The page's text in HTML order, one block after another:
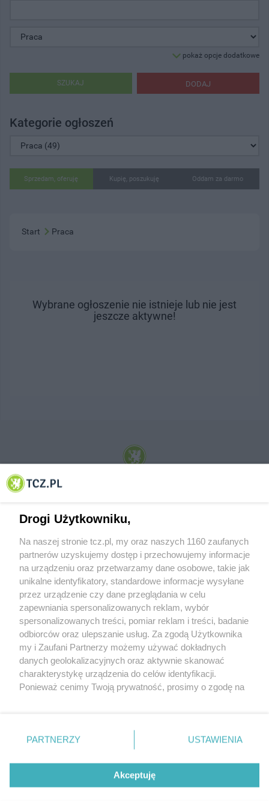
pokaż opcje dodatkowe
DODAJ
SZUKAJ
Kategorie ogłoszeń
Sprzedam, oferuję Kupię, poszukuję Oddam za darmo
Start Praca
Wybrane ogłoszenie nie istnieje lub nie jest
jeszcze aktywne!
© 2001-2026 Tczew - TCZ.PL Sp. z o.o. Internetowy Serwis Informacyjny Miasta
O FIRMIE POLITYKA PRYWATNOŚCI HOSTING
REKLAMA WSPÓŁPRACA RSS FACEBOOK KONTAKT
Nasze serwisy
Aktualności
Tcz24
Historia miasta
Muzyka i kultura
Archiwum wydarzeń
Zdjęcia miasta
Drogi Użytkowniku,
Na naszej stronie tcz.pl, my oraz naszych 1160 zaufanych
partnerów uzyskujemy dostęp i przechowujemy informacje
na urządzeniu oraz przetwarzamy dane osobowe, takie jak
unikalne identyfikatory, standardowe informacje wysyłane
przez urządzenie czy dane przeglądania w celu
zapewniania spersonalizowanych reklam, wybór
spersonalizowanych treści, pomiar reklam i treści, badanie
odbiorców oraz ulepszanie usług. Za zgodą Użytkownika
my i Zaufani Partnerzy możemy używać dokładnych
danych geolokalizacyjnych oraz aktywnie skanować
charakterystykę urządzenia do celów identyfikacji.
Ponieważ cenimy Twoją prywatność, prosimy o zgodę na
znajdujący się w lewym dolnym rogu strony
. Niektóre
przetwarzaniu. Preferencje będą miały zastosowania tylko
PARTNERZY USTAWIENIA
Akceptuję